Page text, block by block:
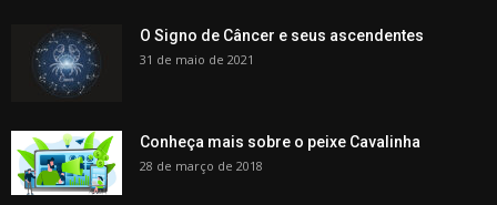
O Signo de Câncer e seus ascendentes
31 de maio de 2021
Conheça mais sobre o peixe Cavalinha
28 de março de 2018